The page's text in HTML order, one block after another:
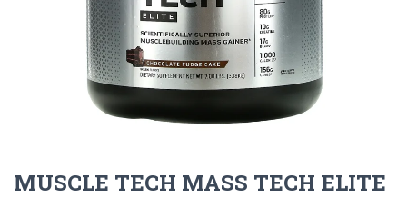
MUSCLE TECH MASS TECH ELITE